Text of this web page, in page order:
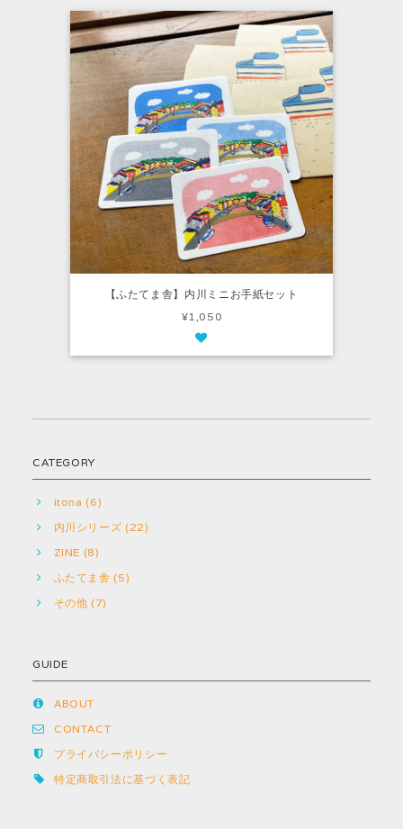
【ふたてま舎】内川ミニお手紙セット
¥1,050
CATEGORY
itona (6)
内川シリーズ (22)
ZINE (8)
ふたてま舎 (5)
その他 (7)
GUIDE
ABOUT
CONTACT
プライバシーポリシー
特定商取引法に基づく表記